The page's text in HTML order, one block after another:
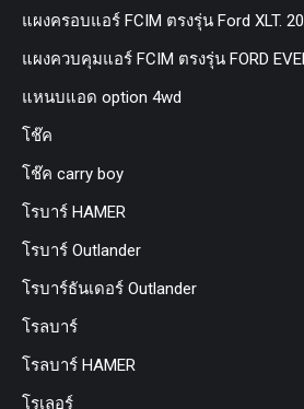
แผงครอบแอร์ FCIM ตรงรุ่น Ford XLT.
แผงควบคุมแอร์ FCIM ตรงรุ่น FORD
แหนบแอด option 4wd
โช๊ค
โช๊ค carry boy
โรบาร์ HAMER
โรบาร์ Outlander
โรบาร์ธันเดอร์ Outlander
โรลบาร์
โรลบาร์ HAMER
โรเลอร์